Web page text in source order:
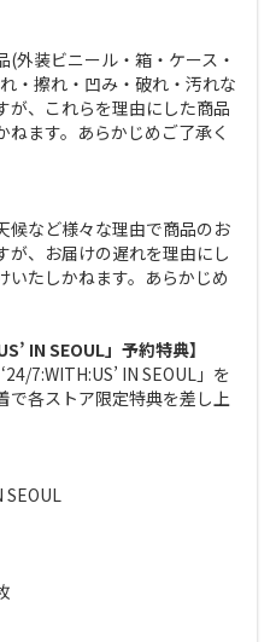
外装ビニール・箱・ケース・
・擦れ・凹み・破れ・汚れな
が、これらを理由にした商品
ます。あらかじめご了承く
候など様々な理由で商品のお
が、お届けの遅れを理由にし
いたしかねます。あらかじめ
IN SEOUL」予約特典】
7:WITH:US’ IN SEOUL」を
で各ストア限定特典を差し上
SEOUL